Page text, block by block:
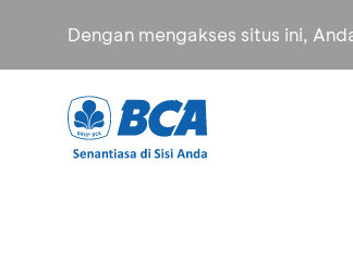
Dengan mengakses situs ini,